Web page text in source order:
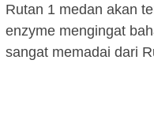
Rutan 1 medan akan
enzyme mengingat
sangat memadai dari